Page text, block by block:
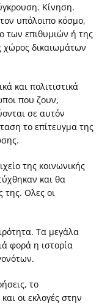
Κίνηση.
υπόλοιπο κόσμο,
των επιθυμιών ή της
χώρος δικαιωμάτων
και πολιτιστικά
που ζουν,
σε αυτόν
το επίτευγμα της
της κοινωνικής
και θα
της. Ολες οι
Τα μεγάλα
φορά η ιστορία
το
οι εκλογές στην